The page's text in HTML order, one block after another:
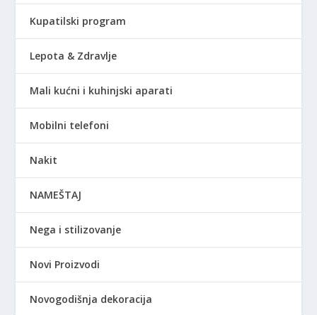
Kupatilski program
Lepota & Zdravlje
Mali kućni i kuhinjski aparati
Mobilni telefoni
Nakit
NAMEŠTAJ
Nega i stilizovanje
Novi Proizvodi
Novogodišnja dekoracija